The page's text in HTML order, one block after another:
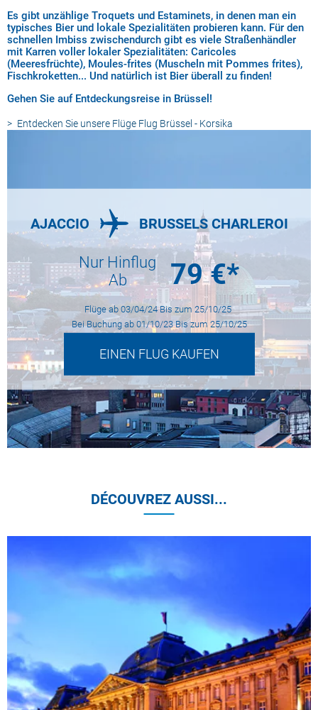
Es gibt unzählige Troquets und Estaminets, in denen man ein
typisches Bier und lokale Spezialitäten probieren kann. Für den
schnellen Imbiss zwischendurch gibt es viele Straßenhändler
mit Karren voller lokaler Spezialitäten: Caricoles
(Meeresfrüchte), Moules-frites (Muscheln mit Pommes frites),
Fischkroketten... Und natürlich ist Bier überall zu finden!
Gehen Sie auf Entdeckungsreise in Brüssel!
Entdecken Sie unsere Flüge Flug Brüssel - Korsika
AJACCIO BRUSSELS CHARLEROI
Nur Hinflug
Ab
79 €*
Flüge ab 03/04/24 Bis zum 25/10/25
Bei Buchung ab 01/10/23Bis zum 25/10/25
EINEN FLUG KAUFEN
DÉCOUVREZ AUSSI...